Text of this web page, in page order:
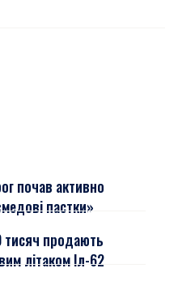
почав активно
пастки»
тисяч продають
літаком Іл-62